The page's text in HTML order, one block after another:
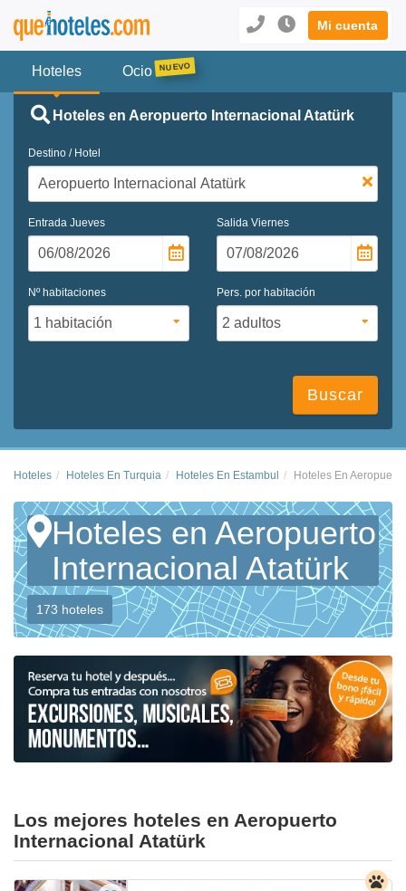
Mi cuenta
Hoteles Ocio
Hoteles en Aeropuerto Internacional Atatürk
Destino / Hotel
Entrada Jueves Salida Viernes
Nº habitaciones Pers. por habitación
Buscar
Hoteles Hoteles En Turquia Hoteles En Estambul Hoteles En
Hoteles en Aeropuerto
Internacional Atatürk
173 hoteles
Los mejores hoteles en Aeropuerto
Internacional Atatürk